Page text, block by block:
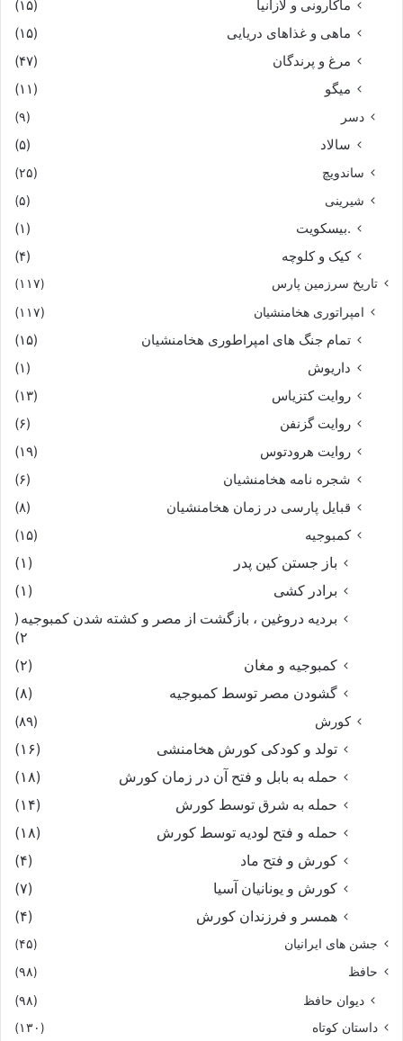
ماکارونی و لازانیا
(۱۵)
ماهی و غذاهای دریایی
(۱۵)
مرغ و پرندگان
(۴۷)
میگو
(۱۱)
دسر (۹)
سالاد (۵)
ساندویچ
(۲۵)
شیرینی
(۵)
.بیسکویت
(۱)
کیک و کلوچه
(۴)
تاریخ سرزمین پارس (۱۱۷)
امپراتوری هخامنشیان (۱۱۷)
تمام جنگ های امپراطوری هخامنشیان
(۱۵)
داریوش
(۱)
روایت کتزیاس
(۱۳)
روایت گزنفن
(۶)
روایت هرودتوس
(۱۹)
شجره نامه هخامنشیان
(۶)
قبایل پارسی در زمان هخامنشیان
(۸)
کمبوجیه
(۱۵)
باز جستن کین پدر
(۱)
برادر کشی
(۱)
بردیه دروغین ، بازگشت از مصر و کشته شدن کمبوجیه (
۲)
کمبوجیه و مغان
(۲)
گشودن مصر توسط کمبوجیه
(۸)
کورش
(۸۹)
تولد و کودکی کورش هخامنشی
(۱۶)
حمله به بابل و فتح آن در زمان کورش
(۱۸)
حمله به شرق توسط کورش
(۱۴)
حمله و فتح لودیه توسط کورش
(۱۸)
کورش و فتح ماد
(۴)
کورش و یونانیان آسیا
(۷)
همسر و فرزندان کورش
(۴)
جشن های ایرانیان
(۴۵)
حافظ
(۹۸)
دیوان حافظ (۹۸)
داستان کوتاه (۱۳۰)